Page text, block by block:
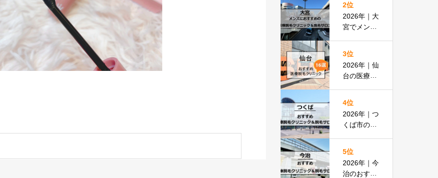
＆脱毛サロ
ン全8選
2位
2026年｜大
宮でメンズ
脱毛＆脱毛
サロン全16
選
3位
2026年｜仙
台の医療脱
払いOKの
安い医院も
紹介
4位
2026年｜つ
くば市のお
サロン全13
選
5位
2026年｜今
治のおすす